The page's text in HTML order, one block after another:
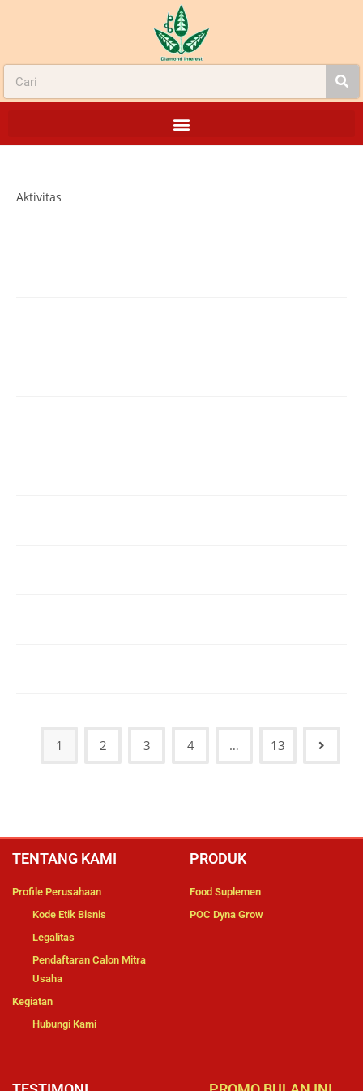
Aktivitas
1 2 3 4 … 13
TENTANG KAMI
Profile Perusahaan
Kode Etik Bisnis
Legalitas
Pendaftaran Calon Mitra
Usaha
Kegiatan
Hubungi Kami
PRODUK
Food Suplemen
POC Dyna Grow